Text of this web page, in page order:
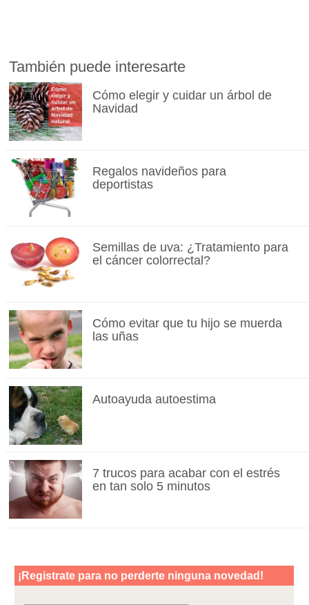
También puede interesarte
Cómo elegir y cuidar un árbol de
Navidad
Regalos navideños para
deportistas
Semillas de uva: ¿Tratamiento para
el cáncer colorrectal?
Cómo evitar que tu hijo se muerda
las uñas
Autoayuda autoestima
7 trucos para acabar con el estrés
en tan solo 5 minutos